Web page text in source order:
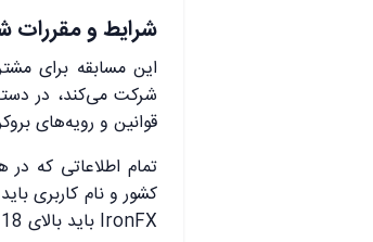
شرایط و مقررات
این مسابقه برای
شرکت می‌کند، در
قوانین و رویه‌های
تمام اطلاعاتی که در
کشور و نام کاربری
IronFX باید بالای 18 سال سن داشته باشند.